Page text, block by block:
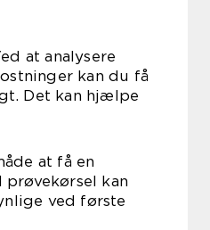
at analysere
kan du få
Det kan hjælpe
at få en
kan
ved første